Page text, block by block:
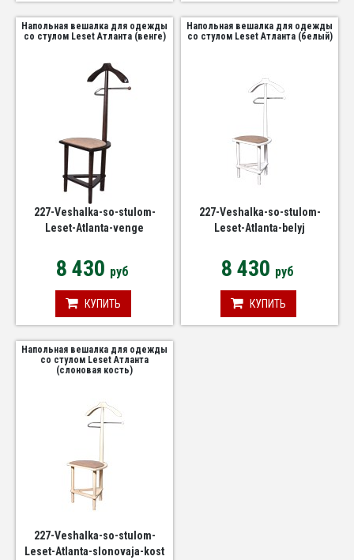
Напольная вешалка для одежды
со стулом Leset Атланта (венге)
227-Veshalka-so-stulom-
Leset-Atlanta-venge
8 430 руб
КУПИТЬ
Напольная вешалка для одежды
со стулом Leset Атланта (белый)
227-Veshalka-so-stulom-
Leset-Atlanta-belyj
8 430 руб
КУПИТЬ
Напольная вешалка для одежды
со стулом Leset Атланта
(слоновая кость)
227-Veshalka-so-stulom-
Leset-Atlanta-slonovaja-kost